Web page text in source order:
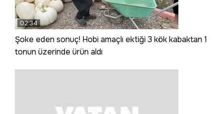
02:34
Şoke eden sonuç! Hobi amaçlı ektiği 3 kök kabaktan 1
tonun üzerinde ürün aldı